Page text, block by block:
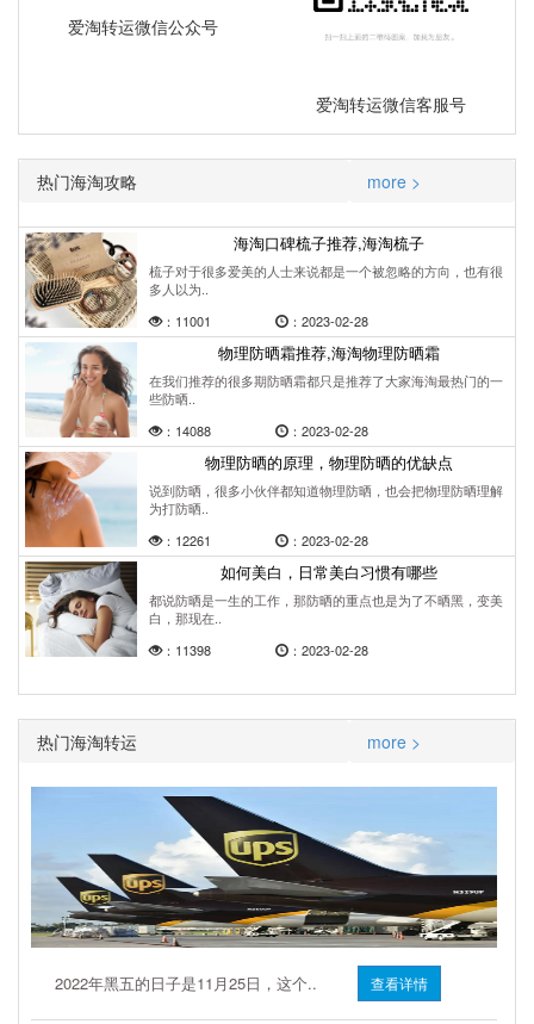
爱淘转运微信公众号
爱淘转运微信客服号
热门海淘攻略 more >
海淘口碑梳子推荐,海淘梳子
梳子对于很多爱美的人士来说都是一个被忽略的方向，也有很
多人以为..
：11001
：2023-02-28
物理防晒霜推荐,海淘物理防晒霜
在我们推荐的很多期防晒霜都只是推荐了大家海淘最热门的一
些防晒..
：14088
：2023-02-28
物理防晒的原理，物理防晒的优缺点
说到防晒，很多小伙伴都知道物理防晒，也会把物理防晒理解
为打防晒..
：12261
：2023-02-28
如何美白，日常美白习惯有哪些
都说防晒是一生的工作，那防晒的重点也是为了不晒黑，变美
白，那现在..
：11398
：2023-02-28
热门海淘转运 more >
2022年黑五的日子是11月25日，这个.. 查看详情